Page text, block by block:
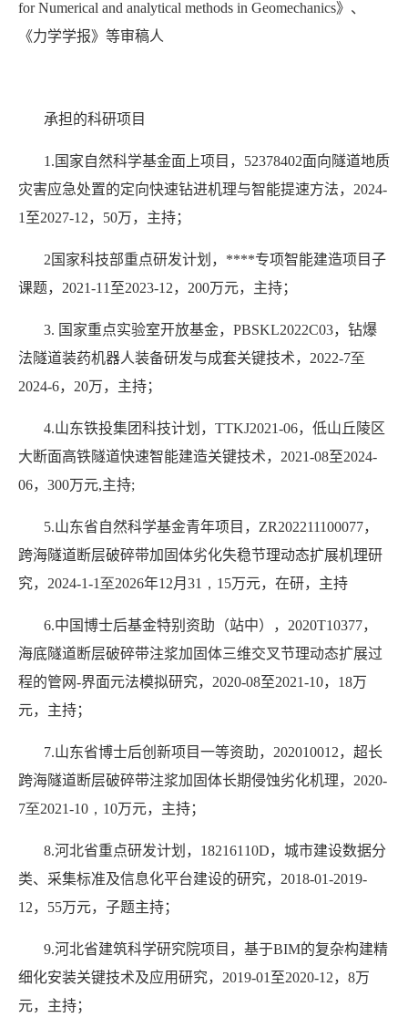
for Numerical and analytical methods in Geomechanics》、
《力学学报》等审稿人
承担的科研项目
1. 国家自然科学基金面上项目， 52378402面向隧道地质
灾害应急处置的定向快速钻进机理与智能提速方法， 2024-
1 至2027-12， 50万，主持；
2 国家科技部重点研发计划， ****专项智能建造项目子
课题， 2021-11 至2023-12， 200万元，主持；
3. 国家重点实验室开放基金， PBSKL2022C03， 钻爆
法隧道装药机器人装备研发与成套关键技术， 2022-7至
2024-6， 20万，主持；
4.山东铁投集团科技计划， TTKJ2021-06，低山丘陵区
大断面高铁隧道快速智能建造关键技术， 2021-08至2024-
06， 300万元,主持;
5.山东省自然科学基金青年项目， ZR202211100077，
跨海隧道断层破碎带加固体劣化失稳节理动态扩展机理研
究， 2024-1-1至2026年12月 31 ， 15万元，在研，主持
6.中国博士后基金特别资助（站中）， 2020T10377，
海底隧道断层破碎带注浆加固体三维交叉节理动态扩展过
程的管网-界面元法模拟研究， 2020-08至2021-10， 18万
元，主持；
7.山东省博士后创新项目一等资助， 202010012，超长
跨海隧道断层破碎带注浆加固体长期侵蚀劣化机理， 2020-
7至2021-10 ， 10万元，主持；
8.河北省重点研发计划， 18216110D，城市建设数据分
类、采集标准及信息化平台建设的研究， 2018-01-2019-
12， 55万元，子题主持；
9.河北省建筑科学研究院项目，基于BIM的复杂构建精
细化安装关键技术及应用研究， 2019-01 至2020-12， 8万
元，主持；